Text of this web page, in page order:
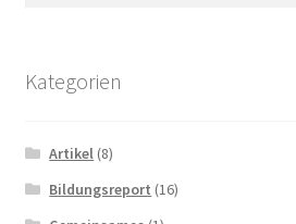
Kategorien
Artikel (8)
Bildungsreport (16)